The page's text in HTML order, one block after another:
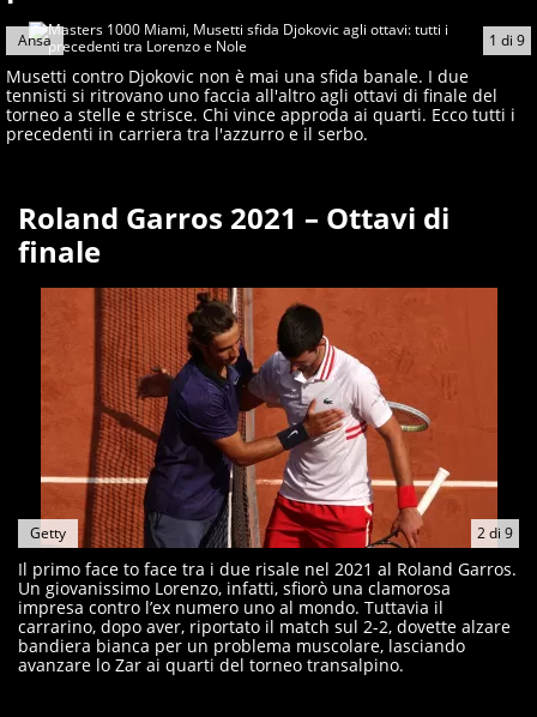
1 di 9
Ansa
Musetti contro Djokovic non è mai una sfida banale. I due
tennisti si ritrovano uno faccia all'altro agli ottavi di finale del
torneo a stelle e strisce. Chi vince approda ai quarti. Ecco tutti i
precedenti in carriera tra l'azzurro e il serbo.
Roland Garros 2021 – Ottavi di
finale
2di 9
Getty
Il primo face to face tra i due risale nel 2021 al Roland Garros.
Un giovanissimo Lorenzo, infatti, sfiorò una clamorosa
impresa contro l’ex numero uno al mondo. Tuttavia il
carrarino, dopo aver, riportato il match sul 2-2, dovette alzare
bandiera bianca per un problema muscolare, lasciando
avanzare lo Zar ai quarti del torneo transalpino.